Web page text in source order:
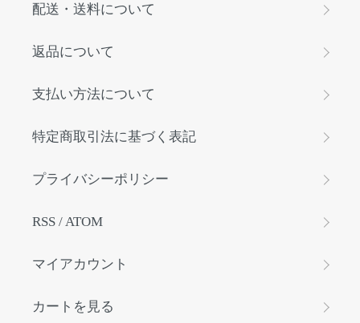
配送・送料について
返品について
支払い方法について
特定商取引法に基づく表記
プライバシーポリシー
RSS /ATOM
マイアカウント
カートを見る